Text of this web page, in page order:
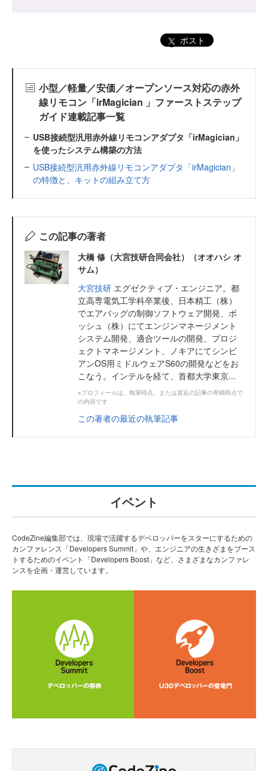
ポスト
小型／軽量／安価／オープンソース対応の赤外
線リモコン「irMagician 」ファーストステップ
ガイド連載記事一覧
USB接続型汎用赤外線リモコンアダプタ「irMagician」
を使ったシステム構築の方法
USB接続型汎用赤外線リモコンアダプタ「irMagician」
の特徴と、キットの組み立て方
この記事の著者
大橋 修（大宮技研合同会社）（オオハシ オ
サム）
大宮技研 エグゼクティブ・エンジニア。都
立高専電気工学科卒業後、日本精工（株）
でエアバッグの制御ソフトウェア開発、ボ
ッシュ（株）にてエンジンマネージメント
システム開発、適合ツールの開発、プロジ
ェクトマネージメント、ノキアにてシンビ
アンOS用ミドルウェアS60の開発などをお
こなう。インテルを経て、首都大学東京...
※プロフィールは、執筆時点、または直近の記事の寄稿時点で
の内容です
この著者の最近の執筆記事
イベント
CodeZine編集部では、現場で活躍するデベロッパーをスターにするための
カンファレンス「Developers Summit」や、エンジニアの生きざまをブース
トするためのイベント「Developers Boost」など、さまざまなカンファレ
ンスを企画・運営しています。